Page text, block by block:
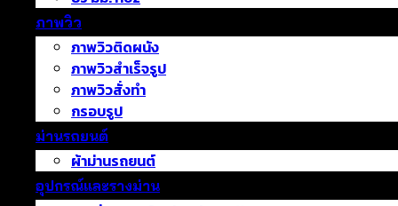
ภาพวิว
ภาพวิวติดผนัง
ภาพวิวสำเร็จรูป
ภาพวิวสั่งทำ
กรอบรูป
ม่านรถยนต์
ผ้าม่านรถยนต์
อุปกรณ์และรางม่าน